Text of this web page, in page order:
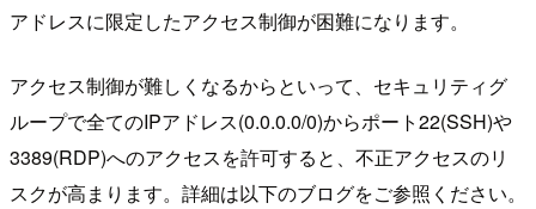
アドレスに限定したアクセス制御が困難になります。
アクセス制御が難しくなるからといって、セキュリティグ
ループで全てのIPアドレス(0.0.0.0/0)からポート22(SSH)や
3389(RDP)へのアクセスを許可すると、不正アクセスのリ
スクが高まります。詳細は以下のブログをご参照ください。